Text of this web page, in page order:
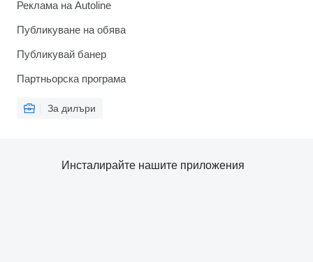
Реклама на Autoline
Публикуване на обява
Публикувай банер
Партньорска програма
За дилъри
Инсталирайте нашите приложения